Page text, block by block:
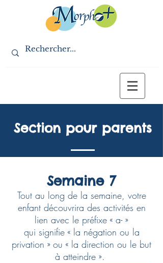
Section pour parents
Document pour les parents
Semaine 7
Tout au long de la semaine, votre
enfant découvrira des activités en
lien avec le préfixe « a- »
qui signifie « la négation ou la
privation » ou « la direction ou le but
à atteindre ».